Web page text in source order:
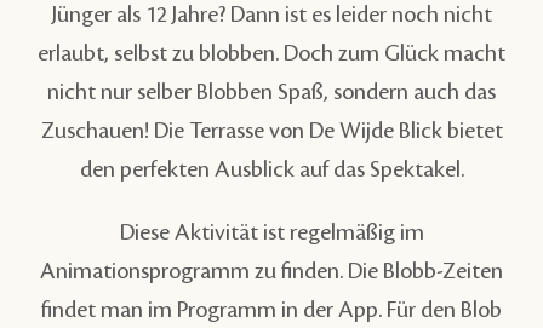
Jünger als 12 Jahre? Dann ist es leider noch nicht
erlaubt, selbst zu blobben. Doch zum Glück macht
nicht nur selber Blobben Spaß, sondern auch das
Zuschauen! Die Terrasse von De Wijde Blick bietet
den perfekten Ausblick auf das Spektakel.
Diese Aktivität ist regelmäßig im
Animationsprogramm zu finden. Die Blobb-Zeiten
findet man im Programm in der App. Für den Blob